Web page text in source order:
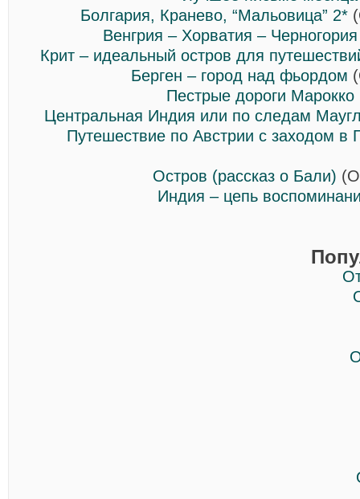
Болгария, Кранево, “Мальовица” 2*
Венгрия – Хорватия – Черногория
Крит – идеальный остров для
Берген – город над фьордом
Пестрые дороги Марокко
Центральная Индия или по следам
Путешествие по Австрии с заходом в
Остров (рассказ о Бали)
Индия – цепь